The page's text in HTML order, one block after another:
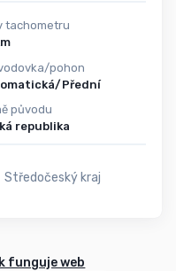
tachometru
km
pohon
Přední
původu
republika
Středočeský kraj
funguje web